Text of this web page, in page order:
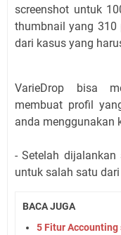
screenshot untuk
thumbnail yang 310
dari kasus yang
VarieDrop bisa
membuat profil
anda menggunakan
- Setelah
untuk salah satu
BACA JUGA
5 Fitur